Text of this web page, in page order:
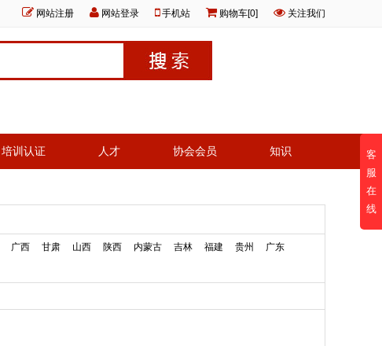
网站注册 网站登录 手机站 购物车[0] 关注我们
培训认证 人才 协会会员 知识
广西 甘肃 山西 陕西 内蒙古 吉林 福建 贵州
广东
客
服
在
线